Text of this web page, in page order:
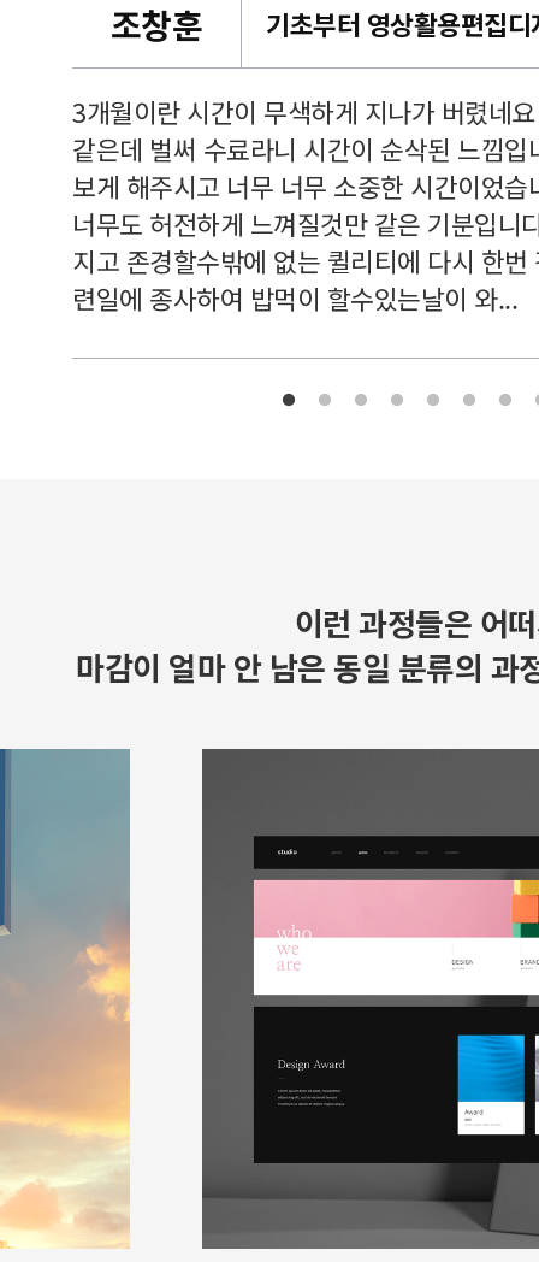
조창훈
3개월이란 시간이 무색하게 지나가 버렸네
같은데 벌써 수료라니 시간이 순삭된 느낌
보게 해주시고 너무 너무 소중한 시간이었
너무도 허전하게 느껴질것만 같은 기분입니
지고 존경할수밖에 없는 퀼리티에 다시 한
련일에 종사하여 밥먹이 할수있는날이 와...
이런 과정들은 어
마감이 얼마 안 남은 동일 분류의 과